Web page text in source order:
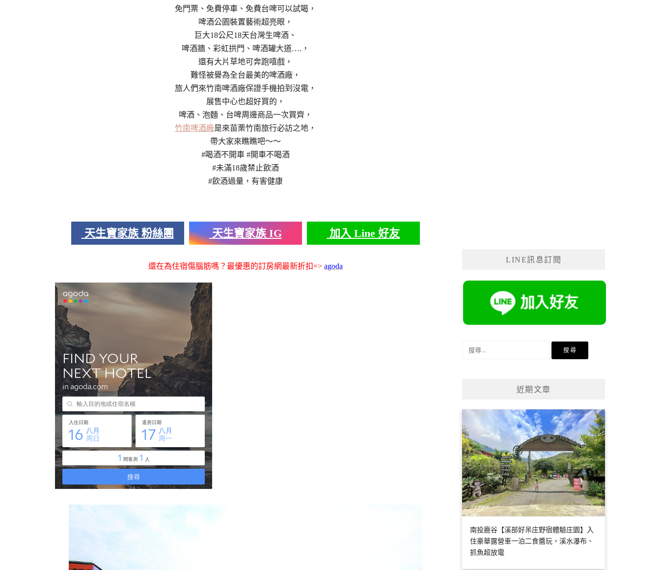
免門票、免費停車、免費台啤可以試喝，
啤酒公園裝置藝術超亮眼，
巨大18公尺18天台灣生啤酒、
啤酒牆、彩虹拱門、啤酒罐大道….，
還有大片草地可奔跑嘻戲，
難怪被譽為全台最美的啤酒廠，
旅人們來竹南啤酒廠保證手機拍到沒電，
展售中心也超好買的，
啤酒、泡麵、台啤周邊商品一次買齊，
竹南啤酒廠是來苗栗竹南旅行必訪之地，
帶大家來瞧瞧吧～～
#喝酒不開車 #開車不喝酒
#未滿18歲禁止飲酒
#飲酒過量，有害健康
天生寶家族 粉絲團 天生寶家族 IG 加入 Line 好友
還在為住宿傷腦筋嗎？最優惠的訂房網最新折扣=> agoda
LINE訊息訂閱
近期文章
南投鹿谷【溪部好呆庄野宿體驗庄園】入
住豪華露營車一泊二食醬玩，溪水瀑布、
抓魚超放電